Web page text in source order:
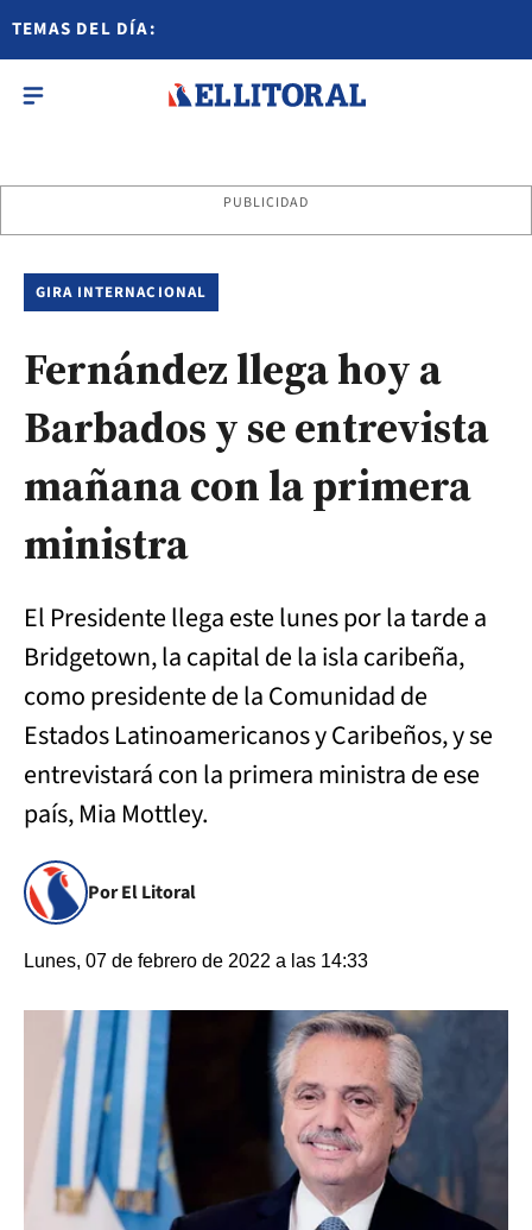
TEMAS DEL DÍA:
PUBLICIDAD
GIRA INTERNACIONAL
Fernández llega hoy a
Barbados y se entrevista
mañana con la primera
ministra
El Presidente llega este lunes por la tarde a
Bridgetown, la capital de la isla caribeña,
como presidente de la Comunidad de
Estados Latinoamericanos y Caribeños, y se
entrevistará con la primera ministra de ese
país, Mia Mottley.
Por El Litoral
Lunes, 07 de febrero de 2022 a las 14:33